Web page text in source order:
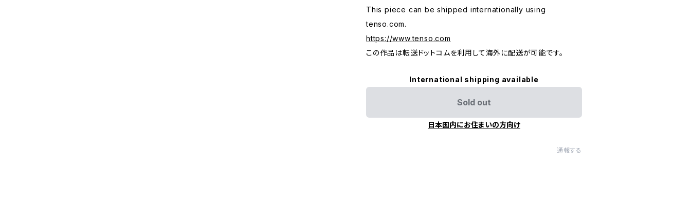
This piece can be shipped internationally using
tenso.com.
https://www.tenso.com
この作品は転送ドットコムを利用して海外に配送が可能です。
International shipping available
Sold out
日本国内にお住まいの方向け
通報する